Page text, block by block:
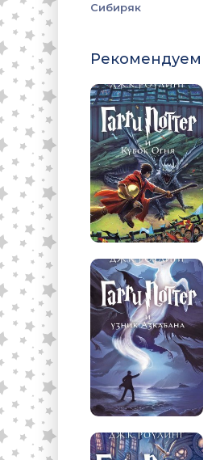
Сибиряк
Рекомендуем